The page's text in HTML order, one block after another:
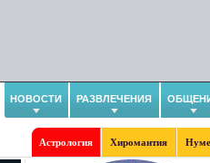
НОВОСТИ РАЗВЛЕЧЕНИЯ
Астрология Хиромантия